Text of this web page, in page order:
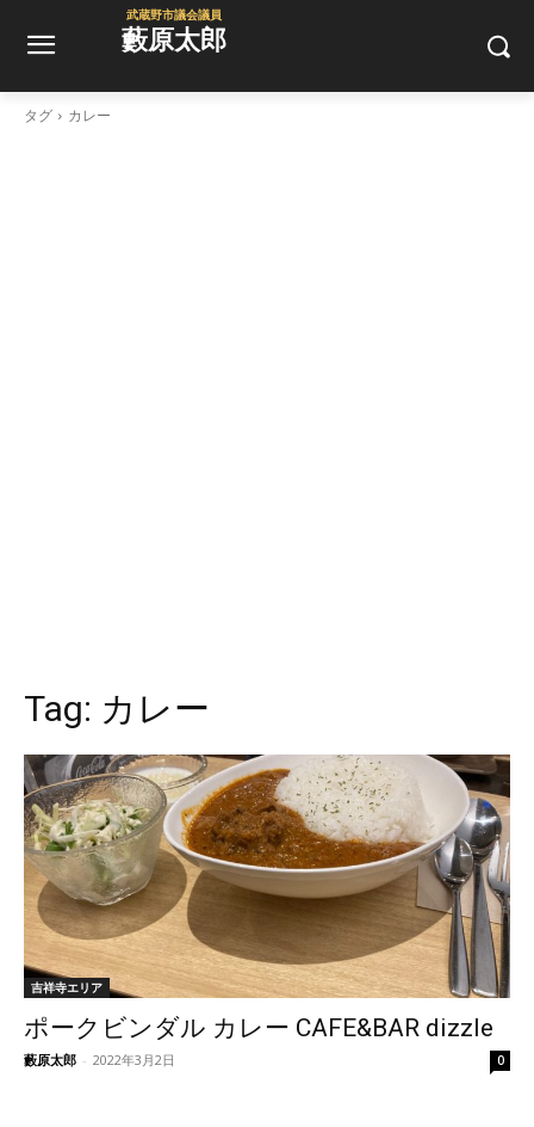
武蔵野市議会議員
藪原太郎
タグ カレー
Tag: カレー
吉祥寺エリア
ポークビンダル カレー CAFE&BAR dizzle
藪原太郎 - 2022年3月2日 0